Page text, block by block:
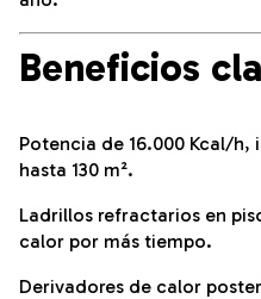
Beneficios
Potencia de 16.000 Kcal/h,
hasta 130 m².
Ladrillos refractarios en
calor por más tiempo.
Derivadores de calor